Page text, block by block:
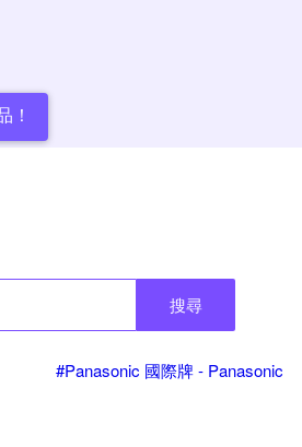
！
搜尋
#Panasonic 國際牌 - Panasonic